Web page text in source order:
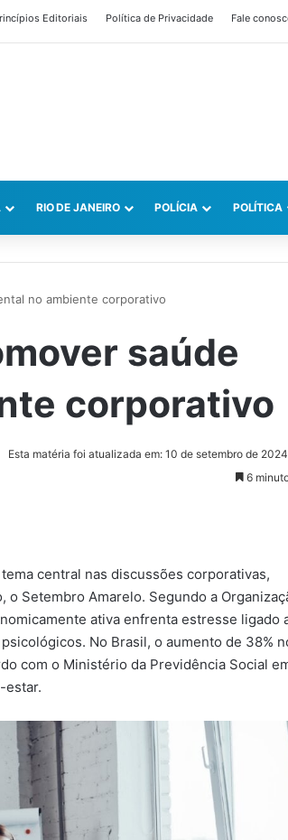
Editoriais Política de Privacidade Fale
RIO DE JANEIRO POLÍCIA POLÍTICA
no ambiente corporativo
saúde
corporativo
Esta matéria foi atualizada em: 10 de setembro de 2024
6
central nas discussões corporativas,
Setembro Amarelo. Segundo a
ativa enfrenta estresse ligado
No Brasil, o aumento de 38%
com o Ministério da Previdência Social
estar.